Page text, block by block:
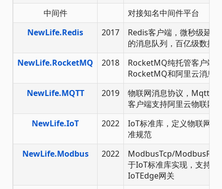
中间件
对接知名中间件平台
NewLife.Redis
2017
Redis客户端，微秒级延
的消息队列，百亿级数据
NewLife.RocketMQ
2018
RocketMQ纯托管客户端
RocketMQ和阿里云消息
NewLife.MQTT
2019
物联网消息协议，
客户端支持阿里云物联网
NewLife.IoT
2022
IoT标准库，定义物联网
准规范
NewLife.Modbus
2022
ModbusTcp/
于IoT标准库实现，支持
IoTEdge网关